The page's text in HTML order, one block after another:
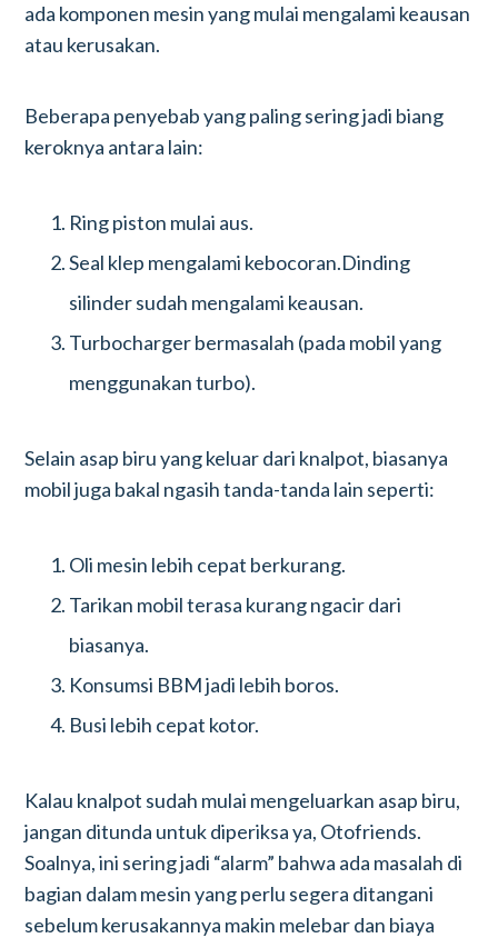
ada komponen mesin yang mulai mengalami keausan
atau kerusakan.
Beberapa penyebab yang paling sering jadi biang
keroknya antara lain:
Ring piston mulai aus.
Seal klep mengalami kebocoran.Dinding
silinder sudah mengalami keausan.
Turbocharger bermasalah (pada mobil yang
menggunakan turbo).
Selain asap biru yang keluar dari knalpot, biasanya
mobil juga bakal ngasih tanda-tanda lain seperti:
Oli mesin lebih cepat berkurang.
Tarikan mobil terasa kurang ngacir dari
biasanya.
Konsumsi BBM jadi lebih boros.
Busi lebih cepat kotor.
Kalau knalpot sudah mulai mengeluarkan asap biru,
jangan ditunda untuk diperiksa ya, Otofriends.
Soalnya, ini sering jadi “alarm” bahwa ada masalah di
bagian dalam mesin yang perlu segera ditangani
sebelum kerusakannya makin melebar dan biaya